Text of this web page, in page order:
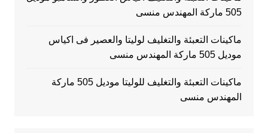
505 ماركة المهندس منسى
ماكينات التعبئة والتغليف لوليتا والعصير فى اكياس
موديل 505 ماركة المهندس منسى
ماكينات التعبئة والتغليف للوليتا موديل 505 ماركة
المهندس منسى